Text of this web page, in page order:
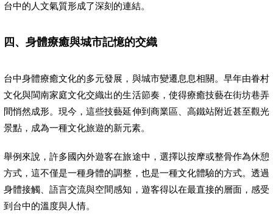
台中的人文氣質形成了深刻的連結。
四、身體療癒與城市記憶的交織
台中身體療癒文化的多元發展，與城市變遷息息相關。早年由眷村
文化與閩南家庭文化交織出的生活節奏，使得療癒技藝在街坊巷弄
間悄然成形。現今，這些技藝延伸到商業區、高鐵站附近甚至觀光
景點，成為一種文化旅遊的新元素。
舉例來說，許多國內外遊客在旅途中，選擇以按摩或整骨作為休憩
方式，這不僅是一種身體的調整，也是一種文化體驗的方式。透過
身體接觸、語言交流與空間感知，遊客得以在最直接的層面，感受
到台中的溫度與人情。